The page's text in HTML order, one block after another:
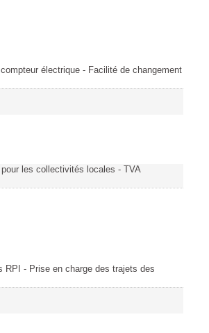
électrique - Facilité de changement
les collectivités locales - TVA
RPI - Prise en charge des trajets des